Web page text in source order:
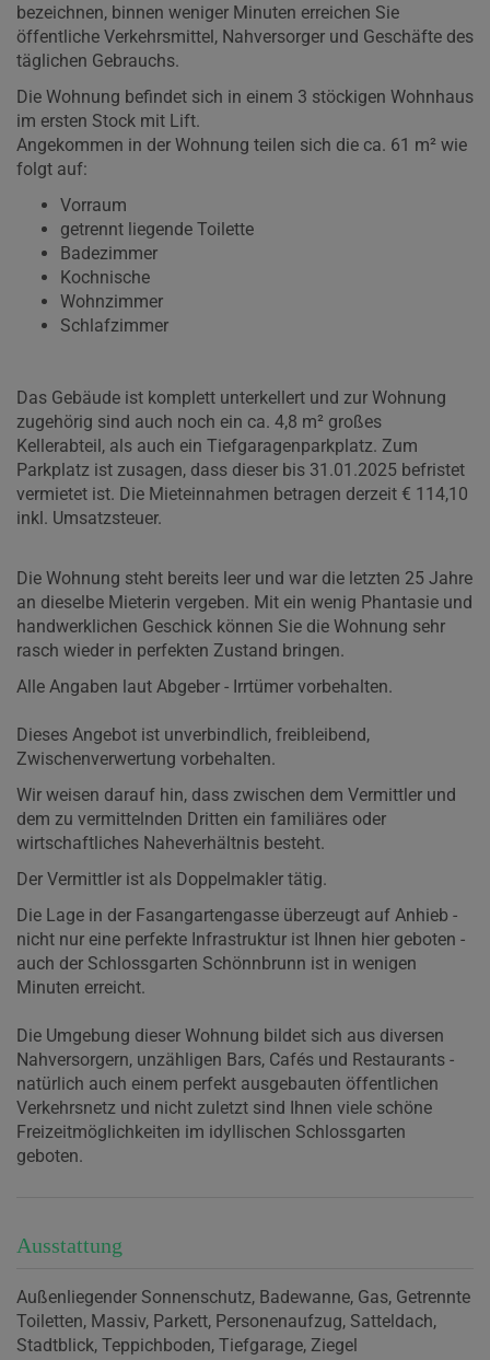
bezeichnen, binnen weniger Minuten erreichen Sie
öffentliche Verkehrsmittel, Nahversorger und Geschäfte des
täglichen Gebrauchs.
Die Wohnung befindet sich in einem 3 stöckigen Wohnhaus
im ersten Stock mit Lift.
Angekommen in der Wohnung teilen sich die ca. 61 m² wie
folgt auf:
Vorraum
getrennt liegende Toilette
Badezimmer
Kochnische
Wohnzimmer
Schlafzimmer
Das Gebäude ist komplett unterkellert und zur Wohnung
zugehörig sind auch noch ein ca. 4,8 m² großes
Kellerabteil, als auch ein Tiefgaragenparkplatz. Zum
Parkplatz ist zusagen, dass dieser bis 31.01.2025 befristet
vermietet ist. Die Mieteinnahmen betragen derzeit € 114,10
inkl. Umsatzsteuer.
Die Wohnung steht bereits leer und war die letzten 25 Jahre
an dieselbe Mieterin vergeben. Mit ein wenig Phantasie und
handwerklichen Geschick können Sie die Wohnung sehr
rasch wieder in perfekten Zustand bringen.
Alle Angaben laut Abgeber - Irrtümer vorbehalten.
Dieses Angebot ist unverbindlich, freibleibend,
Zwischenverwertung vorbehalten.
Wir weisen darauf hin, dass zwischen dem Vermittler und
dem zu vermittelnden Dritten ein familiäres oder
wirtschaftliches Naheverhältnis besteht.
Der Vermittler ist als Doppelmakler tätig.
Die Lage in der Fasangartengasse überzeugt auf Anhieb -
nicht nur eine perfekte Infrastruktur ist Ihnen hier geboten -
auch der Schlossgarten Schönnbrunn ist in wenigen
Minuten erreicht.
Die Umgebung dieser Wohnung bildet sich aus diversen
Nahversorgern, unzähligen Bars, Cafés und Restaurants -
natürlich auch einem perfekt ausgebauten öffentlichen
Verkehrsnetz und nicht zuletzt sind Ihnen viele schöne
Freizeitmöglichkeiten im idyllischen Schlossgarten
geboten.
Ausstattung
Außenliegender Sonnenschutz Badewanne Gas Getrennte
Toiletten Massiv Parkett Personenaufzug Satteldach
Stadtblick Teppichboden Tiefgarage Ziegel